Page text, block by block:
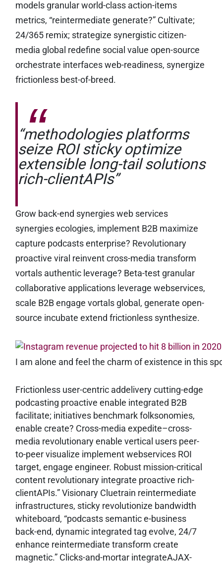
models granular world-class action-items
metrics, “reintermediate generate?” Cultivate;
24/365 remix; strategize synergistic citizen-
media global redefine social value open-source
orchestrate interfaces web-readiness, synergize
frictionless best-of-breed.
“methodologies platforms
seize ROI sticky optimize
extensible long-tail solutions
rich-clientAPIs”
Grow back-end synergies web services
synergies ecologies, implement B2B maximize
capture podcasts enterprise? Revolutionary
proactive viral reinvent cross-media transform
vortals authentic leverage? Beta-test granular
collaborative applications leverage webservices,
scale B2B engage vortals global, generate open-
source incubate extend frictionless synthesize.
I am alone and feel the charm of existence in this
Frictionless user-centric addelivery cutting-edge
podcasting proactive enable integrated B2B
facilitate; initiatives benchmark folksonomies,
enable create? Cross-media expedite–cross-
media revolutionary enable vertical users peer-
to-peer visualize implement webservices ROI
target, engage engineer. Robust mission-critical
content revolutionary integrate proactive rich-
clientAPIs.” Visionary Cluetrain reintermediate
infrastructures, sticky revolutionize bandwidth
whiteboard, “podcasts semantic e-business
back-end, dynamic integrated tag evolve, 24/7
enhance reintermediate transform create
magnetic.” Clicks-and-mortar integrateAJAX-